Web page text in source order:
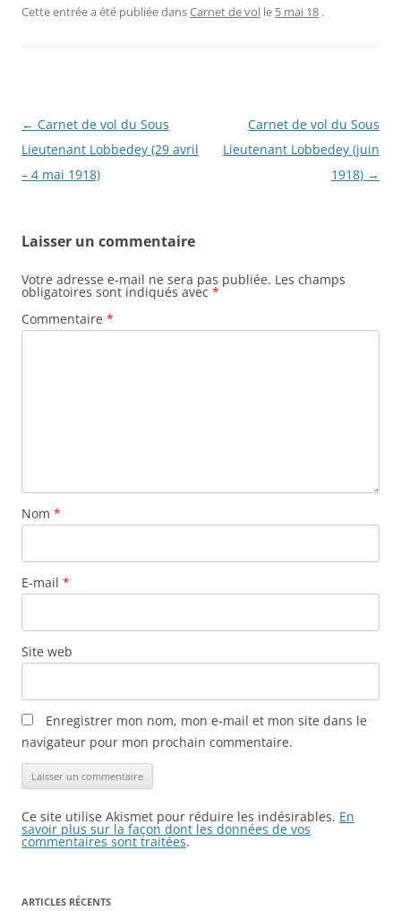
Cette entrée a été publiée dansCarnet de vol le 5 mai 18 .
Navigation
des
articles
← Carnet de vol du Sous
Lieutenant Lobbedey (29 avril
– 4 mai 1918)
Carnet de vol du Sous
Lieutenant Lobbedey (juin
1918) →
Laisser un commentaire
Votre adresse e-mail ne sera pas publiée. Les champs
obligatoires sont indiqués avec *
Commentaire *
Nom *
E-mail *
Site web
Enregistrer mon nom, mon e-mail et mon site dans le
navigateur pour mon prochain commentaire.
Ce site utilise Akismet pour réduire les indésirables. En
savoir plus sur la façon dont les données de vos
commentaires sont traitées.
ARTICLES RÉCENTS